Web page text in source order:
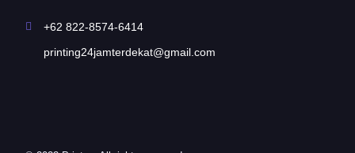
+62 822-8574-6414
printing24jamterdekat@gmail.com